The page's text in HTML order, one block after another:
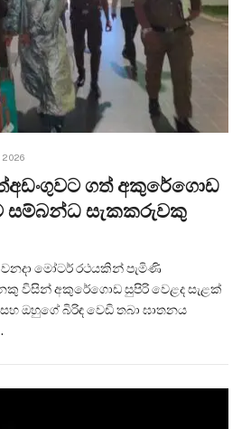
2026
ගත් අකුරේගොඩ
සම්බන්ධ සැකකරුවකු
වනදා මෝටර් රථයකින් පැමිණි
විසින් අකුරේගොඩ සුපිරි වෙළද සැළක්
ඔහුගේ බිරිඳ වෙඩි තබා ඝාතනය